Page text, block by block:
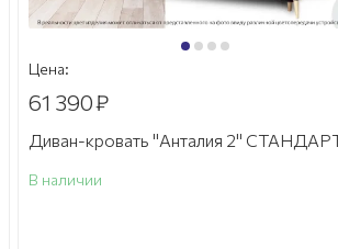
Цена:
21 190₽
Комод с 6 ящиками "Соренто" спальня
В наличии